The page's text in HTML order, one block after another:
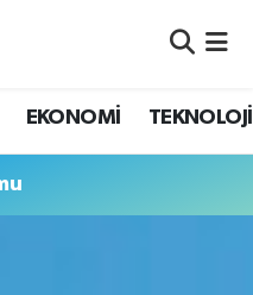
EKONOMİ TEKNOLOJİ